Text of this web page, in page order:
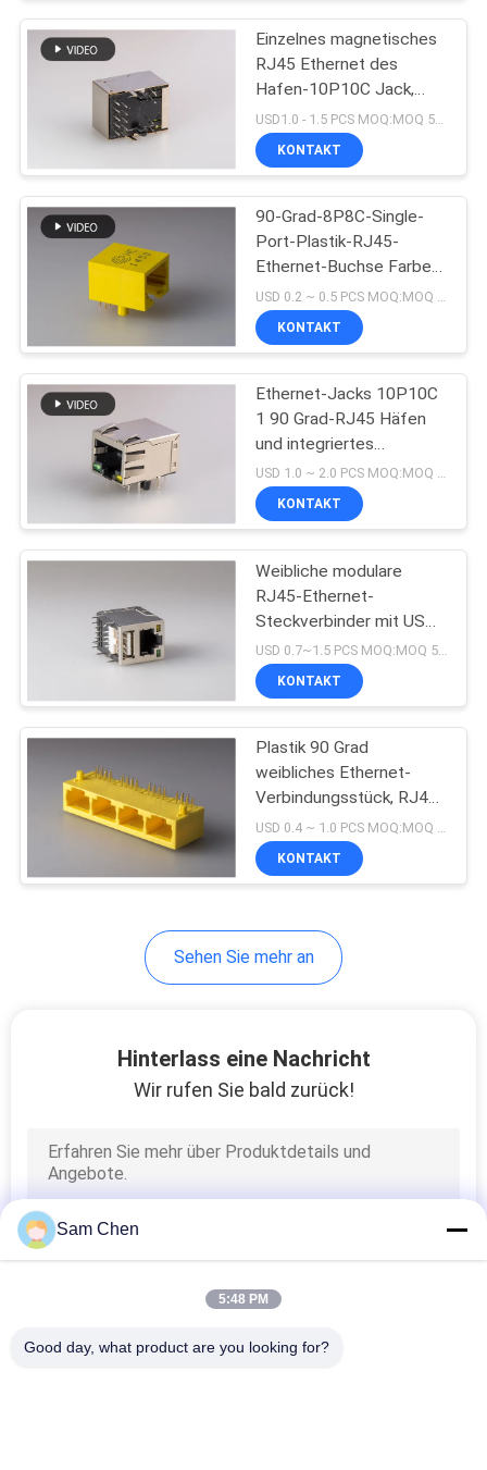
USB-Buchse
5
Buchse rj45
25
RJ45 mit
Transformator
Zurückhaltung RJ45
Jack
Lan-Magnetics
Multi Hafen RJ45
Einzelnes magnetisches
RJ45 Ethernet des
Hafen-10P10C Jack,
Jack-Frau des
Verbindungsstück-RJ45
gestapelt mit Schild
KONTAKT
90-Grad-8P8C-Single-
Port-Plastik-RJ45-
Ethernet-Buchse Farbe
Gelb Lasche nach unten
KONTAKT
Ethernet-Jacks 10P10C
1 90 Grad-RJ45 Häfen
und integriertes
magnetisches
Verbindungsstück
USD 1.0 ~ 2.0 PCS MOQ:MOQ 500- 5 KPCS
KONTAKT
Weibliche modulare
RJ45-Ethernet-
Steckverbinder mit USB-
Buchse mit LED
USD 0.7~1.5 PCS MOQ:MOQ 500- 5 KPCS
KONTAKT
Plastik 90 Grad
weibliches Ethernet-
Verbindungsstück, RJ45
Netz Jack Hafen-
Farbgelb 8P8C 1 x 4
KONTAKT
Sehen Sie mehr an
Hinterlass eine Nachricht
Wir rufen Sie bald zurück!
Sam Chen
5:48 PM
Good day, what product are you looking for?